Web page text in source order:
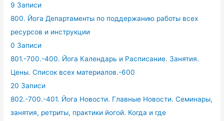
9 Записи
800. Йога Департаменты по поддержанию работы всех
ресурсов и инструкции
0 Записи
801.-700.-400. Йога Календарь и Расписание. Занятия.
Цены. Список всех материалов.-600
20 Записи
802.-700.-401. Йога Новости. Главные Новости. Семинары,
занятия, ретриты, практики йогой. Когда и где